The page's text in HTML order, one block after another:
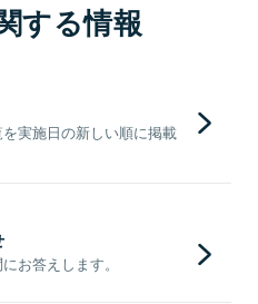
する情報
実施日の新しい順に掲載
お答えします。